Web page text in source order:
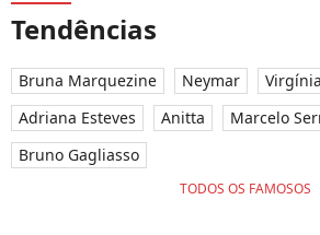
Tendências
Bruna Marquezine Neymar
Adriana Esteves
Anitta Marcelo
Bruno Gagliasso
TODOS OS FAMOSOS